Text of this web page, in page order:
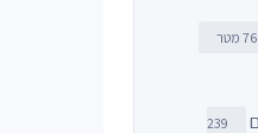
76 מטר
239